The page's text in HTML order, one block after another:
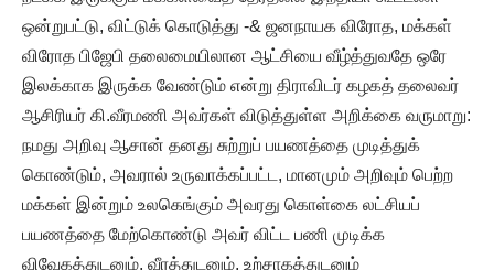
ஒன்றுபட்டு, விட்டுக் கொடுத்து -& ஜனநாயக விரோத, மக்கள்
விரோத பிஜேபி தலைமையிலான ஆட்சியை வீழ்த்துவதே ஒரே
இலக்காக இருக்க வேண்டும் என்று திராவிடர் கழகத் தலைவர்
ஆசிரியர் கி.வீரமணி அவர்கள் விடுத்துள்ள அறிக்கை வருமாறு:
நமது அறிவு ஆசான் தனது சுற்றுப் பயணத்தை முடித்துக்
கொண்டும், அவரால் உருவாக்கப்பட்ட, மானமும் அறிவும் பெற்ற
மக்கள் இன்றும் உலகெங்கும் அவரது கொள்கை லட்சியப்
பயணத்தை மேற்கொண்டு அவர் விட்ட பணி முடிக்க
விவேகத்துடனும், வீரத்துடனும், உற்சாகத்துடனும்